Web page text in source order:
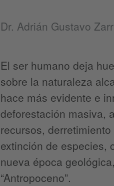
Dr. Adrián Gustavo
El ser humano deja
sobre la naturaleza
hace más evidente e
deforestación masiva,
recursos,
extinción de especies,
nueva época
“Antropoceno”.